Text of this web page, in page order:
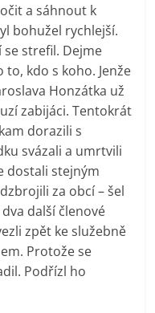
a sáhnout k
bohužel rychlejší.
strefil. Dejme
kdo s koho. Jenže
Honzátka už
zabijáci. Tentokrát
dorazili s
svázali a umrtvili
dostali stejným
za obcí – šel
další členové
zpět ke služebně
Protože se
Podřízl ho